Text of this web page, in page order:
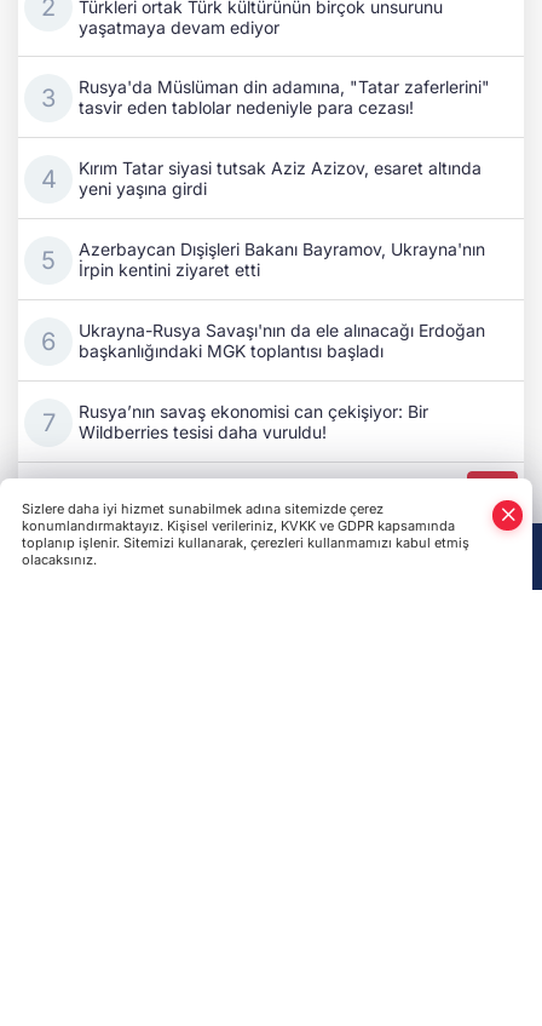
Azerbaycan Dışişleri Bakanı Bayramov, Ukrayna'nın
İrpin kentini ziyaret etti
Ukrayna-Rusya Savaşı'nın da ele alınacağı Erdoğan
başkanlığındaki MGK toplantısı başladı
Rusya’nın savaş ekonomisi can çekişiyor: Bir
Wildberries tesisi daha vuruldu!
Kıyiv’de kritik temaslar: Ukrayna ile Azerbaycan
dışişleri bakanları stratejik iş birliğini masaya yatırdı
Eski Fransa Başbakanı Attal: Rusya, 2027 seçim
sürecine müdahale ediyor
Bizi Takip Edin!